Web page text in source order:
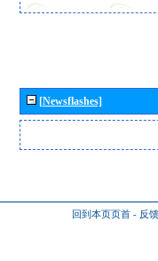
[Newsflashes]
回到本页页首 - 反